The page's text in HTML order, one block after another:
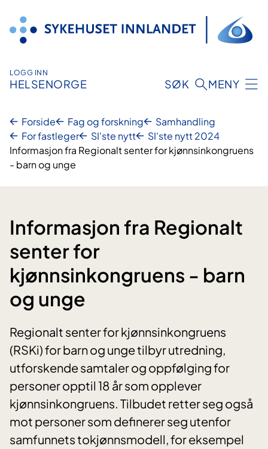
innhold
LOGG INN
HELSENORGE SØK MENY
Forside Fag og forskning
Samhandling
For fastleger
SI'ste nytt
SI'ste nytt 2024
Informasjon fra Regionalt senter for kjønnsinkongruens
- barn og unge
Informasjon fra Regionalt
senter for
kjønnsinkongruens - barn
og unge
Regionalt senter for kjønnsinkongruens
(RSKi) for barn og unge tilbyr utredning,
utforskende samtaler og oppfølging for
personer opptil 18 år som opplever
kjønnsinkongruens. Tilbudet retter seg også
mot personer som definerer seg utenfor
samfunnets tokjønnsmodell, for eksempel